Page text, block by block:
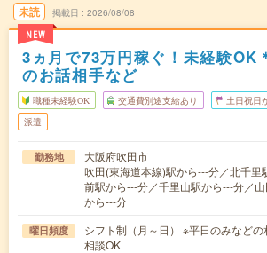
未読
NEW
掲載日 2026/08/08
3ヵ月で73万円稼ぐ！未経験OK
のお話相手など
職種未経験OK 交通費別途支給あり 土日祝日
派遣
勤務地
大阪府吹田市
吹田(東海道本線)駅から---分／北千里
前駅から---分／千里山駅から---分／
から---分
曜日頻度
シフト制（月～日） ※平日のみなど
相談OK